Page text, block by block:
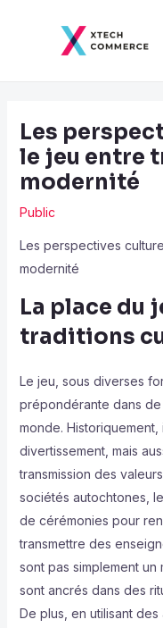
Les
le jeu entre
modernité
Public
Les perspectives
modernité
La place du
traditions
Le jeu, sous diverses
prépondérante dans
monde.
divertissement, mais
transmission des
sociétés autochtones,
de cérémonies pour
transmettre des
sont pas simplement un
sont ancrés dans des
De plus, en utilisant
navigation